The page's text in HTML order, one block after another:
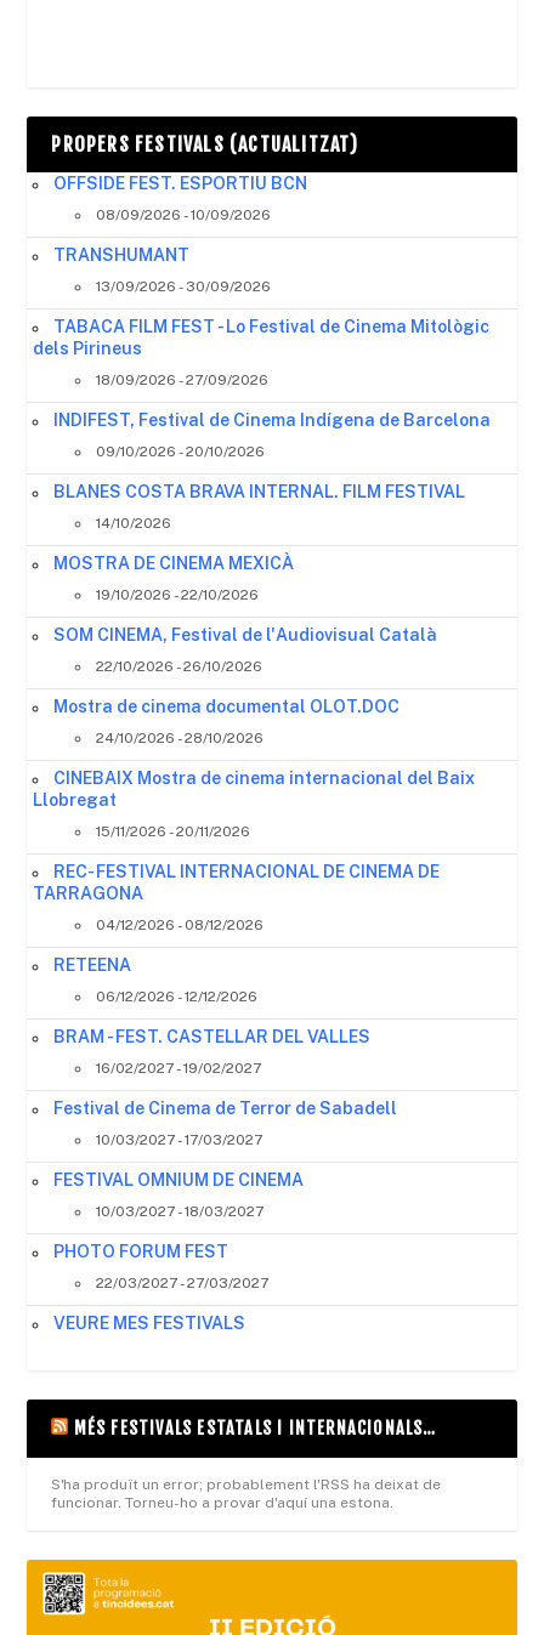
PROPERS FESTIVALS (ACTUALITZAT)
OFFSIDE FEST. ESPORTIU BCN
08/09/2026 - 10/09/2026
TRANSHUMANT
13/09/2026 - 30/09/2026
TABACA FILM FEST - Lo Festival de Cinema Mitològic
dels Pirineus
18/09/2026 - 27/09/2026
INDIFEST, Festival de Cinema Indígena de Barcelona
09/10/2026 - 20/10/2026
BLANES COSTA BRAVA INTERNAL. FILM FESTIVAL
14/10/2026
MOSTRA DE CINEMA MEXICÀ
19/10/2026 - 22/10/2026
SOM CINEMA, Festival de l'Audiovisual Català
22/10/2026 - 26/10/2026
Mostra de cinema documental OLOT.DOC
24/10/2026 - 28/10/2026
CINEBAIX Mostra de cinema internacional del Baix
Llobregat
15/11/2026 - 20/11/2026
REC- FESTIVAL INTERNACIONAL DE CINEMA DE
TARRAGONA
04/12/2026 - 08/12/2026
RETEENA
06/12/2026 - 12/12/2026
BRAM - FEST. CASTELLAR DEL VALLES
16/02/2027 - 19/02/2027
Festival de Cinema de Terror de Sabadell
10/03/2027 - 17/03/2027
FESTIVAL OMNIUM DE CINEMA
10/03/2027 - 18/03/2027
PHOTO FORUM FEST
22/03/2027 - 27/03/2027
VEURE MES FESTIVALS
MÉS FESTIVALS ESTATALS I INTERNACIONALS…
S'ha produït un error; probablement l'RSS ha deixat de
funcionar. Torneu-ho a provar d'aquí una estona.